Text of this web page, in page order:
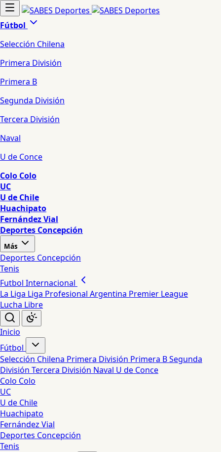
Fútbol
Selección Chilena
Primera División
Primera B
Segunda División
Tercera División
Naval
U de Conce
Colo Colo
UC
U de Chile
Huachipato
Fernández Vial
Deportes Concepción
Más
Deportes Concepción
Tenis
Futbol Internacional
La Liga Liga Profesional Argentina Premier League
Lucha Libre
Inicio
Fútbol
Selección Chilena Primera División Primera BSegunda
División Tercera División Naval U de Conce
Colo Colo
UC
U de Chile
Huachipato
Fernández Vial
Deportes Concepción
Tenis